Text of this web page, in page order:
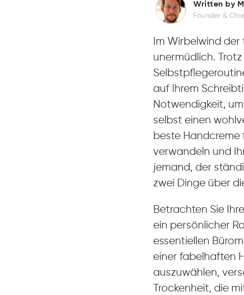
Written by
Founder &
Im Wirbelwind
unermüdlich.
auf Ihrem
Notwendigkeit,
selbst einen
beste Handcreme
verwandeln und
jemand, der
zwei Dinge über
Betrachten Sie
ein persönlicher
essentiellen
einer fabelhaften
auszuwählen,
Trockenheit, die